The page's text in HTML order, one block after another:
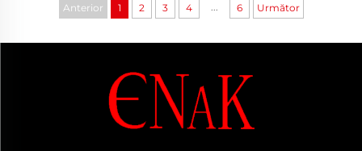
Anterior 1 2 3 4 6 Următor